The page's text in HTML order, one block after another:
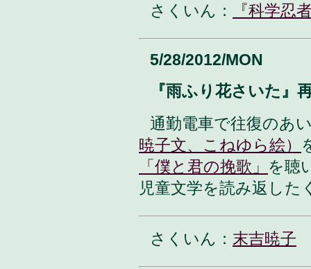
さくいん： 『科学忍
5/28/2012/MON
『雨ふり花さいた』
通勤電車で往復のあ
暁子文、こねゆら絵）
「僕と君の挽歌」 を聴
児童文学を読み返した
さくいん： 末吉暁子